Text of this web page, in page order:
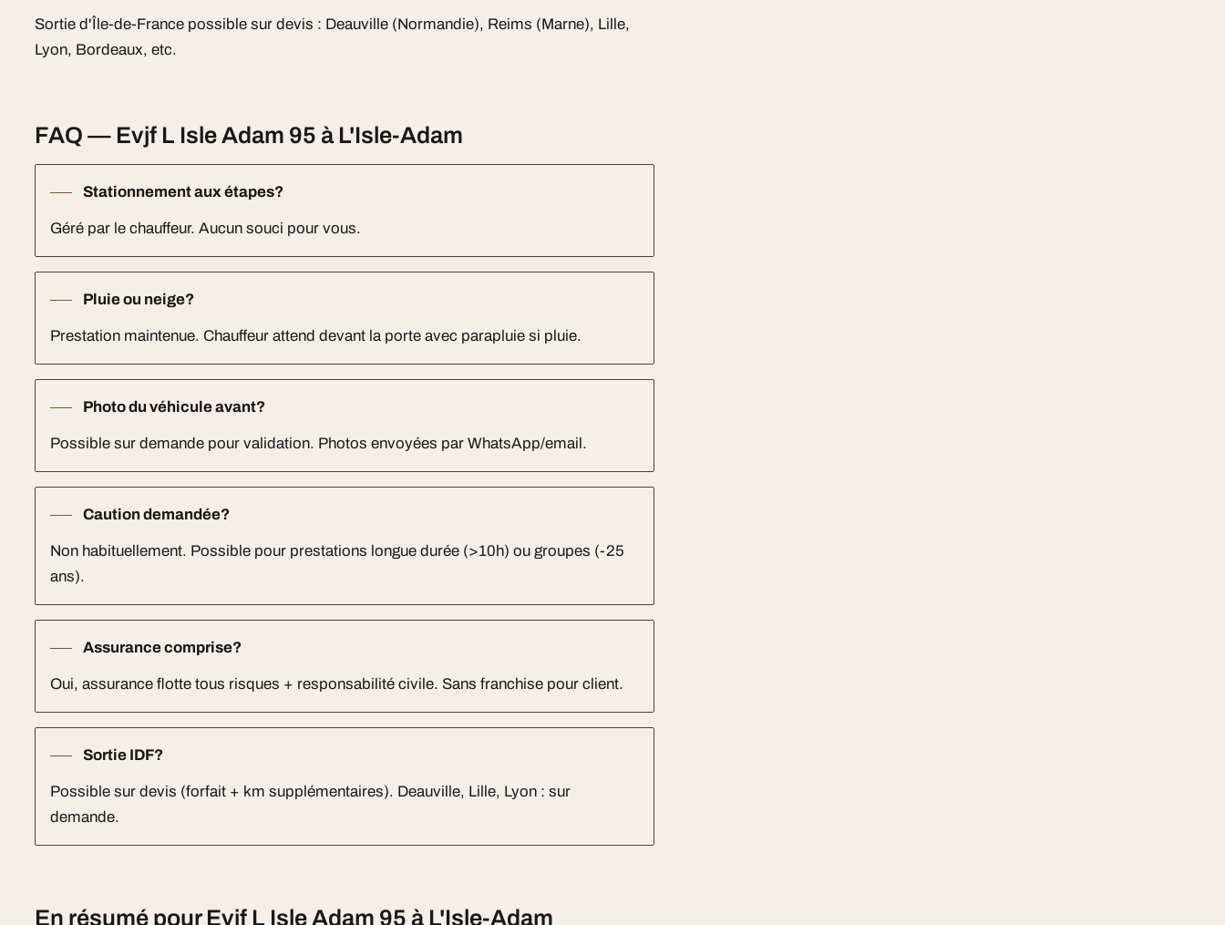
Sortie d'Île-de-France possible sur devis : Deauville (Normandie), Reims (Marne), Lille,
Lyon, Bordeaux, etc.
FAQ — Evjf L Isle Adam 95 à L'Isle-Adam
Stationnement aux étapes?
Géré par le chauffeur. Aucun souci pour vous.
Pluie ou neige?
Prestation maintenue. Chauffeur attend devant la porte avec parapluie si pluie.
Photo du véhicule avant?
Possible sur demande pour validation. Photos envoyées par WhatsApp/email.
Caution demandée?
Non habituellement. Possible pour prestations longue durée (>10h) ou groupes (-25
ans).
Assurance comprise?
Oui, assurance flotte tous risques + responsabilité civile. Sans franchise pour client.
Sortie IDF?
Possible sur devis (forfait + km supplémentaires). Deauville, Lille, Lyon : sur
demande.
En résumé pour Evjf L Isle Adam 95 à L'Isle-Adam